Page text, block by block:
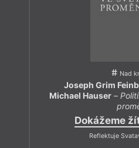
Nad
Joseph Grim
Michael Hauser–
Dokážeme
Reflektuje